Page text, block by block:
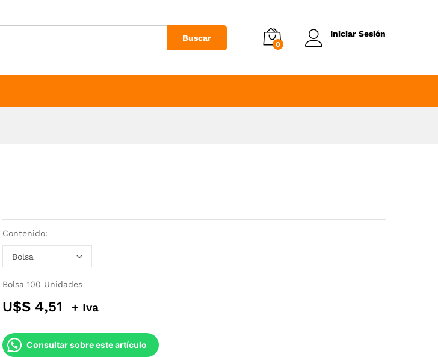
Buscar
0
Iniciar Sesión
Contenido:
Bolsa 100 Unidades
U$S 4,51 + Iva
Consultar sobre este artículo